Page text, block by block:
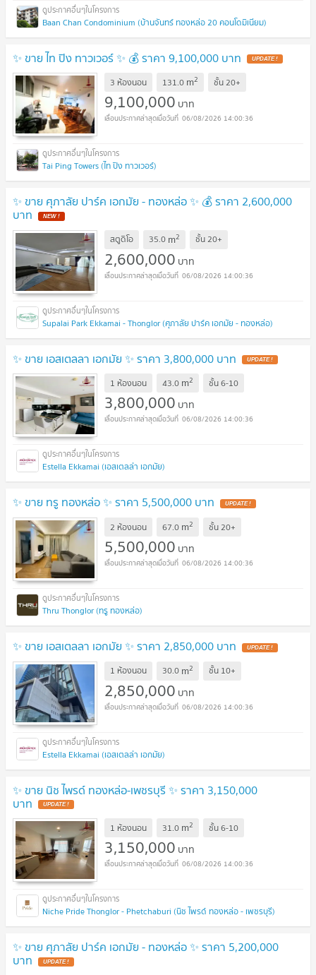
Baan Chan Condominium (บ้านจันทร์ ทองหล่อ 20 คอนโดมิเนียม)
✨ ขาย ไท ปิง ทาวเวอร์ ✨ 💰 ราคา 9,100,000 บาท UPDATE !
3 ห้องนอน 131.0 m2 ชั้น20+
9,100,000 บาท
06/08/2026 14:00:36
Tai Ping Towers (ไท ปิง ทาวเวอร์)
✨ ขาย ศุภาลัย ปาร์ค เอกมัย - ทองหล่อ ✨ 💰 ราคา 2,600,000
บาท NEW !
สตูดิโอ 35.0 m2 ชั้น20+
2,600,000 บาท
06/08/2026 14:00:36
Supalai Park Ekkamai - Thonglor (ศุภาลัย ปาร์ค เอกมัย - ทองหล่อ)
✨ ขาย เอสเตลลา เอกมัย ✨ ราคา 3,800,000 บาท UPDATE !
1 ห้องนอน 43.0 m2 ชั้น6-10
3,800,000 บาท
06/08/2026 14:00:36
Estella Ekkamai (เอสเตลล่า เอกมัย)
✨ ขาย ทรู ทองหล่อ ✨ ราคา 5,500,000 บาท UPDATE !
2 ห้องนอน 67.0 m2 ชั้น20+
5,500,000 บาท
06/08/2026 14:00:36
Thru Thonglor (ทรู ทองหล่อ)
✨ ขาย เอสเตลลา เอกมัย ✨ ราคา 2,850,000 บาท UPDATE !
1 ห้องนอน 30.0 m2 ชั้น 10+
2,850,000 บาท
06/08/2026 14:00:36
Estella Ekkamai (เอสเตลล่า เอกมัย)
✨ ขาย นิช ไพรด์ ทองหล่อ-เพชรบุรี ✨ ราคา 3,150,000
บาท UPDATE !
1 ห้องนอน 31.0 m2 ชั้น6-10
3,150,000 บาท
06/08/2026 14:00:36
Niche Pride Thonglor - Phetchaburi (นิช ไพรด์ ทองหล่อ - เพชรบุรี)
✨ ขาย ศุภาลัย ปาร์ค เอกมัย - ทองหล่อ ✨ ราคา 5,200,000
บาท UPDATE !